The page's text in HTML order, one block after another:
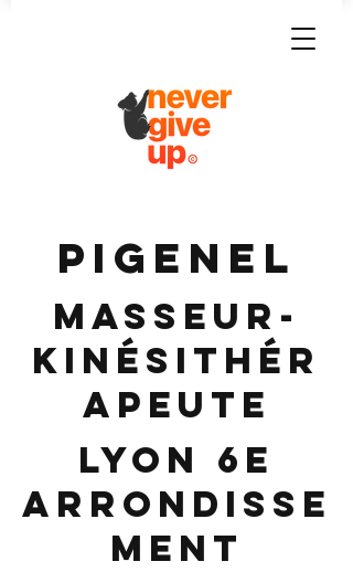
PIGENEL
Masseur-
Kinésithér
apeute
Lyon 6e
Arrondisse
ment